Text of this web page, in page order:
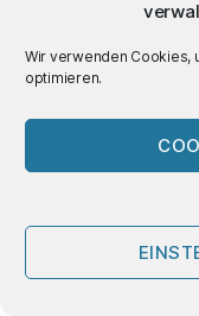
Wir verwenden Cookies,
optimieren.
Bremen 2025
Mein beinahe
das radikal